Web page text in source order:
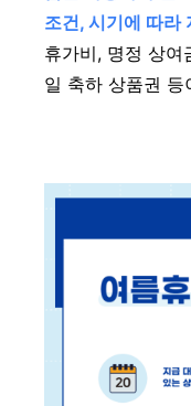
조건, 시기에 따라
휴가비, 명정 상여
일 축하 상품권 등